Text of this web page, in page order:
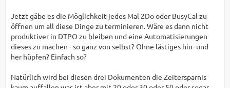
Jetzt gäbe es die Möglichkeit jedes Mal 2Do oder BusyCal zu
öffnen um all diese Dinge zu terminieren. Wäre es dann nicht
produktiver in DTPO zu bleiben und eine Automatisierungen
dieses zu machen - so ganz von selbst? Ohne lästiges hin- und
her hüpfen? Einfach so?
Natürlich wird bei diesen drei Dokumenten die Zeitersparnis